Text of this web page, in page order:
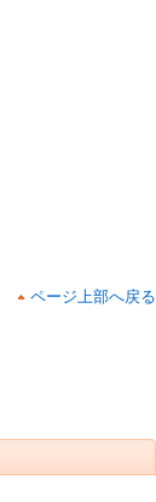
ページ上部へ戻る